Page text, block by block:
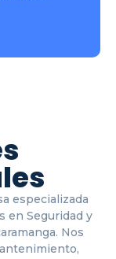
especializada
en Seguridad y
Nos